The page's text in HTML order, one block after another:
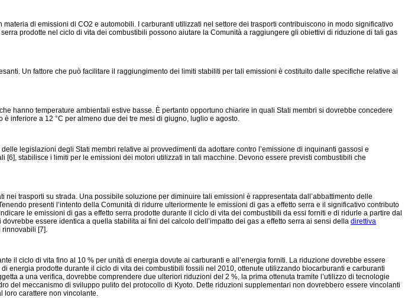
di emissioni di CO2 e automobili. I carburanti utilizzati nel settore dei trasporti contribuiscono in modo significativo
prodotte nel ciclo di vita dei combustibili possono aiutare la Comunità a raggiungere gli obiettivi di riduzione di tali gas
Un fattore che può facilitare il raggiungimento dei limiti stabiliti per tali emissioni è costituito dalle specifiche relative ai
hanno temperature ambientali estive basse. È pertanto opportuno chiarire in quali Stati membri si dovrebbe concedere
inferiore a 12 °C per almeno due dei tre mesi di giugno, luglio e agosto.
legislazioni degli Stati membri relative ai provvedimenti da adottare contro l’emissione di inquinanti gassosi e
stabilisce i limiti per le emissioni dei motori utilizzati in tali macchine. Devono essere previsti combustibili che
trasporti su strada. Una possibile soluzione per diminuire tali emissioni è rappresentata dall’abbattimento delle
presenti l’intento della Comunità di ridurre ulteriormente le emissioni di gas a effetto serra e il significativo contributo
le emissioni di gas a effetto serra prodotte durante il ciclo di vita dei combustibili da essi forniti e di ridurle a partire dal
essere identica a quella stabilita ai fini del calcolo dell’impatto dei gas a effetto serra ai sensi della direttiva
rinnovabili [7].
il ciclo di vita fino al 10 % per unità di energia dovute ai carburanti e all’energia forniti. La riduzione dovrebbe essere
prodotte durante il ciclo di vita dei combustibili fossili nel 2010, ottenute utilizzando biocarburanti e carburanti
a una verifica, dovrebbe comprendere due ulteriori riduzioni del 2 %, la prima ottenuta tramite l’utilizzo di tecnologie
del meccanismo di sviluppo pulito del protocollo di Kyoto. Dette riduzioni supplementari non dovrebbero essere vincolanti
loro carattere non vincolante.